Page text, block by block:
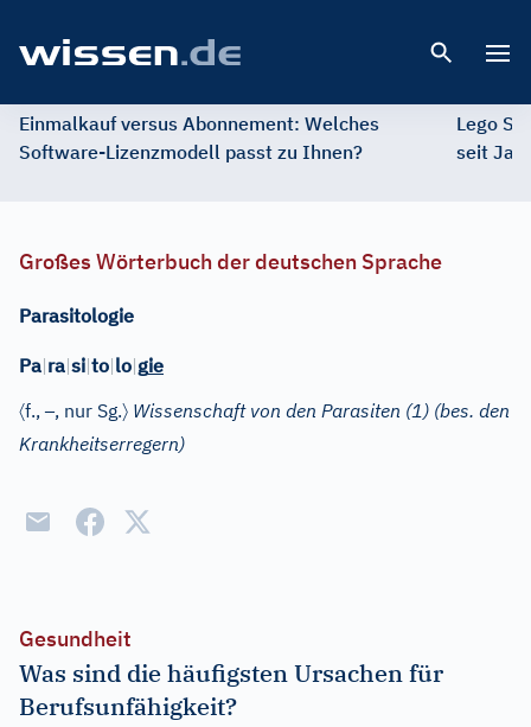
Einmalkauf versus Abonnement: Welches
Software-Lizenzmodell passt zu Ihnen?
Lego
seit
Großes Wörterbuch der deutschen Sprache
Parasitologie
Pa|ra|si|to|lo|gie
〈f.,–, nur Sg.〉 Wissenschaft von den Parasiten (1) (bes. den
Krankheitserregern)
Gesundheit
Was sind die häufigsten Ursachen für
Berufsunfähigkeit?